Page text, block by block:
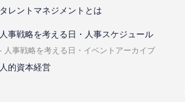
タレントマネジメントとは
⼈事戦略を考える⽇・⼈事スケジュール
⼈事戦略を考える⽇・イベントアーカイブ
人的資本経営